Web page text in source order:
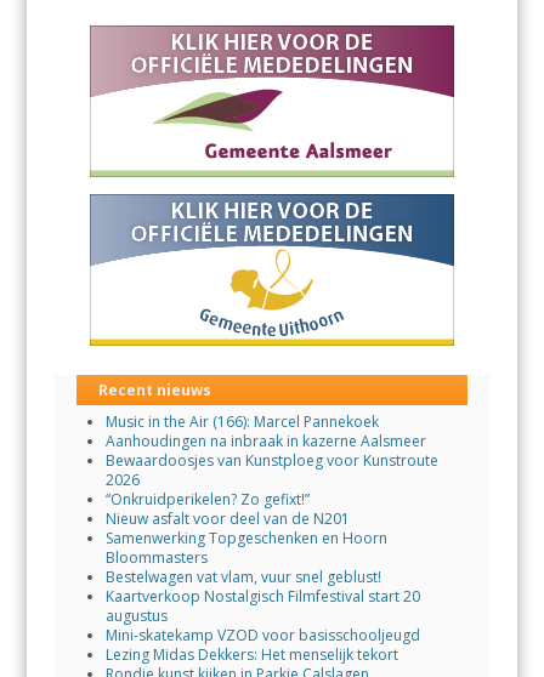
Recent nieuws
Music in the Air (166): Marcel Pannekoek
Aanhoudingen na inbraak in kazerne Aalsmeer
Bewaardoosjes van Kunstploeg voor Kunstroute
2026
“Onkruidperikelen? Zo gefixt!”
Nieuw asfalt voor deel van de N201
Samenwerking Topgeschenken en Hoorn
Bloommasters
Bestelwagen vat vlam, vuur snel geblust!
Kaartverkoop Nostalgisch Filmfestival start 20
augustus
Mini-skatekamp VZOD voor basisschooljeugd
Lezing Midas Dekkers: Het menselijk tekort